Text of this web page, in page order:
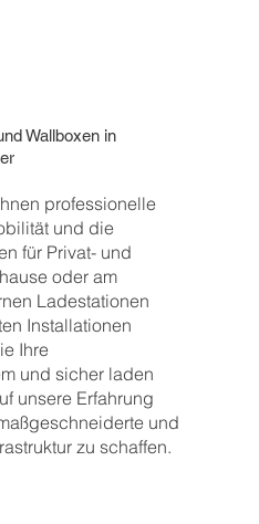
Wallboxen in
professionelle
und die
für Privat- und
oder am
Ladestationen
Installationen
Ihre
und sicher laden
unsere Erfahrung
und
zu schaffen.